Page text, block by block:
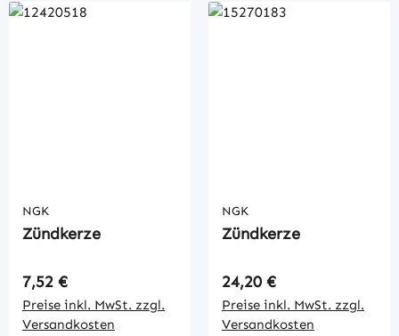
NGK
Zündkerze
Regulärer Preis:
7,52 €
Preise inkl. MwSt. zzgl.
Versandkosten
NGK
Zündkerze
Regulärer Preis:
24,20 €
Preise inkl. MwSt. zzgl.
Versandkosten